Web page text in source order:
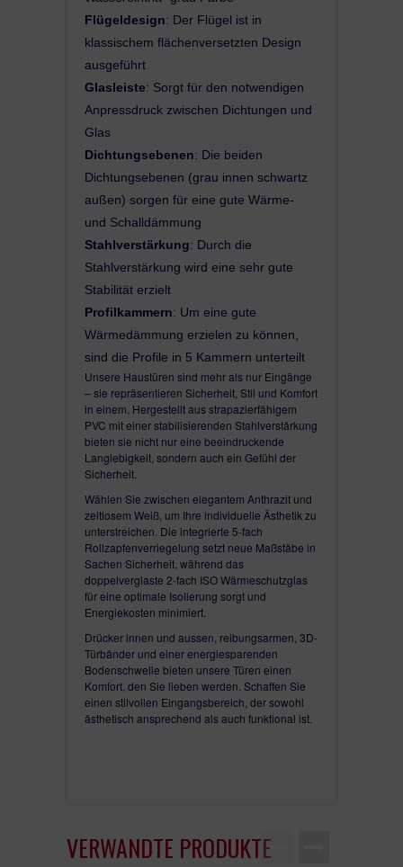
Flügeldesign: Der Flügel ist in
klassischem flächenversetzten Design
ausgeführt
Glasleiste: Sorgt für den notwendigen
Anpressdruck zwischen Dichtungen und
Glas
Dichtungsebenen: Die beiden
Dichtungsebenen (grau innen schwartz
außen) sorgen für eine gute Wärme-
und Schalldämmung
Stahlverstärkung: Durch die
Stahlverstärkung wird eine sehr gute
Stabilität erzielt
Profilkammern: Um eine gute
Wärmedämmung erzielen zu können,
sind die Profile in 5 Kammern unterteilt
Unsere Haustüren sind mehr als nur Eingänge
– sie repräsentieren Sicherheit, Stil und Komfort
in einem. Hergestellt aus strapazierfähigem
PVC mit einer stabilisierenden Stahlverstärkung
bieten sie nicht nur eine beeindruckende
Langlebigkeit, sondern auch ein Gefühl der
Sicherheit.
Wählen Sie zwischen elegantem Anthrazit und
zeitlosem Weiß, um Ihre individuelle Ästhetik zu
unterstreichen. Die integrierte 5-fach
Rollzapfenverriegelung setzt neue Maßstäbe in
Sachen Sicherheit, während das
doppelverglaste 2-fach ISO Wärmeschutzglas
für eine optimale Isolierung sorgt und
Energiekosten minimiert.
Drücker innen und aussen, reibungsarmen, 3D-
Türbänder und einer energiesparenden
Bodenschwelle bieten unsere Türen einen
Komfort, den Sie lieben werden. Schaffen Sie
einen stilvollen Eingangsbereich, der sowohl
ästhetisch ansprechend als auch funktional ist.
VERWANDTE PRODUKTE